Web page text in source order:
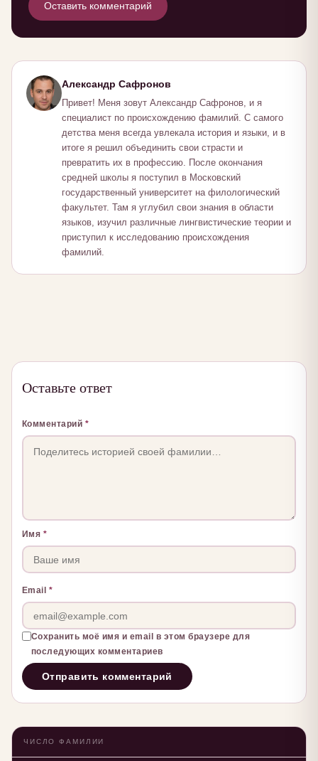
Оставить комментарий
Александр Сафронов
Привет! Меня зовут Александр Сафронов, и я
специалист по происхождению фамилий. С самого
детства меня всегда увлекала история и языки, и в
итоге я решил объединить свои страсти и
превратить их в профессию. После окончания
средней школы я поступил в Московский
государственный университет на филологический
факультет. Там я углубил свои знания в области
языков, изучил различные лингвистические теории и
приступил к исследованию происхождения
фамилий.
Оставьте ответ
Комментарий *
Имя *
Email *
Сохранить моё имя и email в этом браузере для
последующих комментариев
ЧИСЛО ФАМИЛИИ